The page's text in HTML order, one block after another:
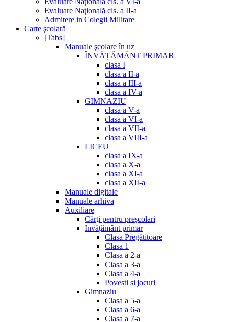
Evaluare Naţională cls. a II-a
Admitere in Colegii Militare
Carte şcolară
[Tabs]
Manuale şcolare în uz
ÎNVĂȚĂMÂNT PRIMAR
clasa I
clasa a II-a
clasa a III-a
clasa a IV-a
GIMNAZIU
clasa a V-a
clasa a VI-a
clasa a VII-a
clasa a VIII-a
LICEU
clasa a IX-a
clasa a X-a
clasa a XI-a
clasa a XII-a
Manuale digitale
Manuale arhiva
Auxiliare
Cărţi pentru preşcolari
Invățământ primar
Clasa Pregătitoare
Clasa 1
Clasa a 2-a
Clasa a 3-a
Clasa a 4-a
Povesti si jocuri
Gimnaziu
Clasa a 5-a
Clasa a 6-a
Clasa a 7-a